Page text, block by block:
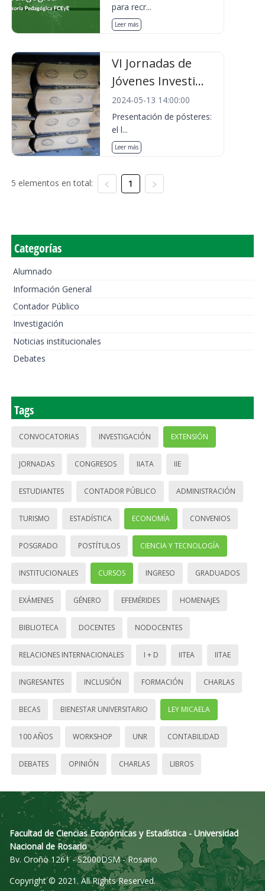
para recr...
Leer más
VI Jornadas de
Jóvenes Investi...
2024-05-13 14:00:00
Presentación de pósteres:
el l...
Leer más
5 elementos en total: 1
Categorías
Alumnado
Información General
Contador Público
Investigación
Noticias institucionales
Debates
Tags
CONVOCATORIAS INVESTIGACIÓN EXTENSIÓN
JORNADAS CONGRESOS IIATA IIE
ESTUDIANTES CONTADOR PÚBLICO ADMINISTRACIÓN
TURISMO ESTADÍSTICA ECONOMÍA CONVENIOS
POSGRADO POSTÍTULOS CIENCIA Y TECNOLOGÍA
INSTITUCIONALES CURSOS INGRESO GRADUADOS
EXÁMENES GÉNERO EFEMÉRIDES HOMENAJES
BIBLIOTECA DOCENTES NODOCENTES
RELACIONES INTERNACIONALES I + D IITEA IITAE
INGRESANTES INCLUSIÓN FORMACIÓN CHARLAS
BECAS BIENESTAR UNIVERSITARIO LEY MICAELA
100 AÑOS WORKSHOP UNR CONTABILIDAD
DEBATES OPINIÓN CHARLAS LIBROS
Facultad de Ciencias Económicas y Estadística - Universidad
Nacional de Rosario
Bv. Oroño 1261 - S2000DSM - Rosario
Copyright © 2021. All Rights Reserved.